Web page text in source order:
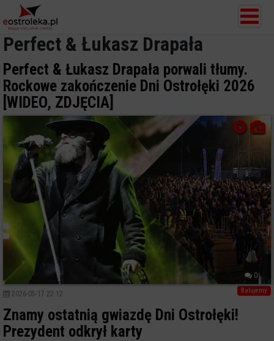
Perfect & Łukasz Drapała
Perfect & Łukasz Drapała porwali tłumy.
Rockowe zakończenie Dni Ostrołęki 2026
[WIDEO, ZDJĘCIA]
0
Balujemy
2026-05-17 22:12
Znamy ostatnią gwiazdę Dni Ostrołęki!
Prezydent odkrył karty